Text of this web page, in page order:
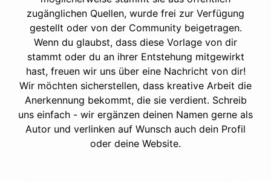
zugänglichen Quellen, wurde frei zur Verfügung
gestellt oder von der Community beigetragen.
Wenn du glaubst, dass diese Vorlage von dir
stammt oder du an ihrer Entstehung mitgewirkt
hast, freuen wir uns über eine Nachricht von dir!
Wir möchten sicherstellen, dass kreative Arbeit die
Anerkennung bekommt, die sie verdient. Schreib
uns einfach - wir ergänzen deinen Namen gerne als
Autor und verlinken auf Wunsch auch dein Profil
oder deine Website.